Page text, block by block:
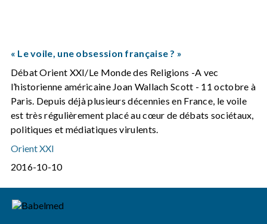
« Le voile, une obsession française ? »
Débat Orient XXI/Le Monde des Religions -A vec
l’historienne américaine Joan Wallach Scott - 11 octobre à
Paris. Depuis déjà plusieurs décennies en France, le voile
est très régulièrement placé au cœur de débats sociétaux,
politiques et médiatiques virulents.
Orient XXI
2016-10-10